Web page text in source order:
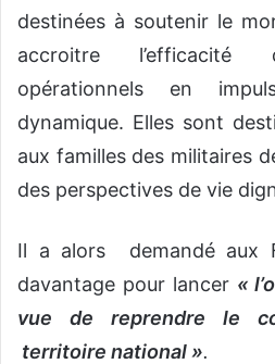
destinées à soutenir le
accroitre l’efficacité
opérationnels en
dynamique. Elles sont
aux familles des militaires
des perspectives de vie
Il a alors demandé aux
davantage pour lancer «
vue de reprendre le
territoire national ».